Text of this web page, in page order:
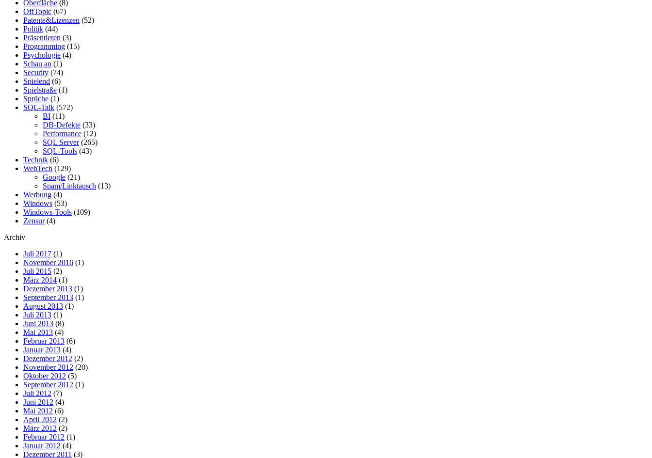
Oberfläche (8)
OffTopic (67)
Patente&Lizenzen (52)
Politik (44)
Präsentieren (3)
Programming (15)
Psychologie (4)
Schau an (1)
Security (74)
Spielend (6)
Spielstraße (1)
Sprüche (1)
SQL-Talk (572)
BI (11)
DB-Defekte (33)
Performance (12)
SQL Server(265)
SQL-Tools (43)
Technik (6)
WebTech (129)
Google (21)
Spam/Linktausch (13)
Werbung (4)
Windows (53)
Windows-Tools (109)
Zensur(4)
Archiv
Juli 2017 (1)
November 2016 (1)
Juli 2015 (2)
März 2014 (1)
Dezember 2013 (1)
September 2013 (1)
August 2013 (1)
Juli 2013 (1)
Juni 2013 (8)
Mai 2013 (4)
Februar 2013 (6)
Januar 2013 (4)
Dezember 2012 (2)
November 2012 (20)
Oktober 2012 (5)
September 2012 (1)
Juli 2012 (7)
Juni 2012 (4)
Mai 2012 (6)
April 2012 (2)
März 2012 (2)
Februar 2012 (1)
Januar 2012 (4)
Dezember 2011 (3)